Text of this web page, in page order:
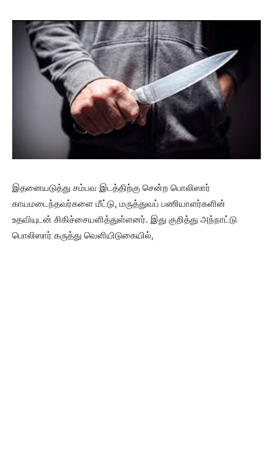
இதனையடுத்து சம்பவ இடத்திற்கு சென்ற பொலிஸார்
காயமடைந்தவர்களை மீட்டு, மருத்துவப் பணியாளர்களின்
உதவியுடன் சிகிச்சையளித்துள்ளனர். இது குறித்து அந்நாட்டு
பொலிஸார் கருத்து வெளியிடுகையில்,